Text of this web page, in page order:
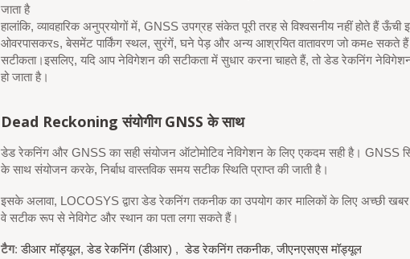
जाता है
हालांकि, व्यावहारिक अनुप्रयोगों में, GNSS उपग्रह संकेत पूरी तरह से विश्वसनीय नहीं होते हैंऊँची
ओवरपासकरs, बेसमेंट पार्किंग स्थल, सुरंगें, घने पेड़ और अन्य आश्रयित वातावरणजोकमe सकते हैं
सटीकता।इसलिए, यदि आप नेविगेशन की सटीकता में सुधार करना चाहते हैं, तोडेड रेकनिंग
हो जाता है।
Dead ReckoningसंयोगीगGNSS के साथ
डेड रेकनिंग और GNSS का सही संयोजन ऑटोमोटिव नेविगेशन के लिए एकदम सही है। GNSS
के साथ संयोजन करके, निर्बाध वास्तविक समय सटीक स्थिति प्राप्त की जाती है।
इसके अलावा, LOCOSYS द्वारा डेड रेकनिंग तकनीक का उपयोग कार मालिकों के लिए अच्छी
वे सटीक रूप से नेविगेट और स्थान का पता लगा सकते हैं।
टैग:डीआर मॉड्यूल,डेड रेकनिंग (डीआर) ,डेड रेकनिंग तकनीक,जीएनएसएस मॉड्यूल